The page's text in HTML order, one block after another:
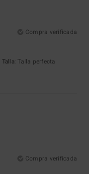
Compra verificada
Talla: Talla perfecta
Compra verificada